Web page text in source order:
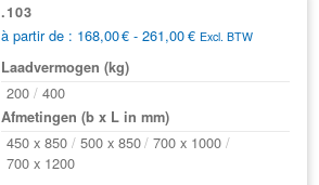
.103
à partir de : 168,00€ - 261,00€Prijsklasse:
Excl. BTW
Laadvermogen (kg)
200 400
Afmetingen (b x L in mm)
450 x 850 500 x 850
700 x 1000
700 x 1200